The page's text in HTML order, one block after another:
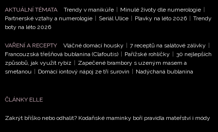
AKTUÁLNÍ TÉMATA Trendy v manikúře | Minulé životy dle numerologie |
Partnerské vztahy a numerologie | Seriál Ulice | Plavky na léto 2026 | Trendy
boty na léto 2026
VAŘENÍ A RECEPTY Vláčné domácí housky | 7 receptů na salátové zálivky |
Francouzská třešňová bublanina (Clafoutis) | Pařížské rohlíčky | 30 nejlepších
způsobů, jak využít rybíz | Zapečené brambory s uzeným masem a
smetanou | Domácí iontový nápoj ze tří surovin | Nadýchaná bublanina
ČLÁNKY ELLE
Zakrýt bříško nebo odhalit? Kodaňské maminky boří pravidla mateřství i módy